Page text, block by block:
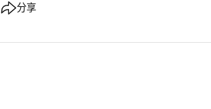
分享